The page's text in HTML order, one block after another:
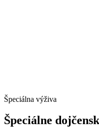
Špeciálna výživa
Špeciálne